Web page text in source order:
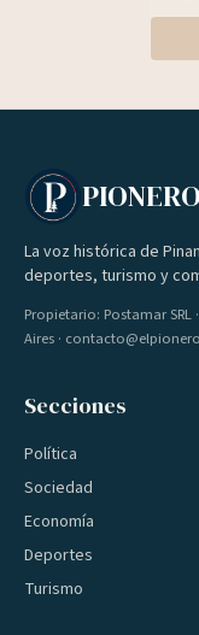
PIONERO
La voz histórica de
deportes, turismo y
Propietario: Postamar SRL
Aires ·
Secciones
Política
Sociedad
Economía
Deportes
Turismo